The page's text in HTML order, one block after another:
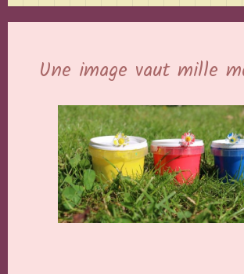
Une image vaut mille